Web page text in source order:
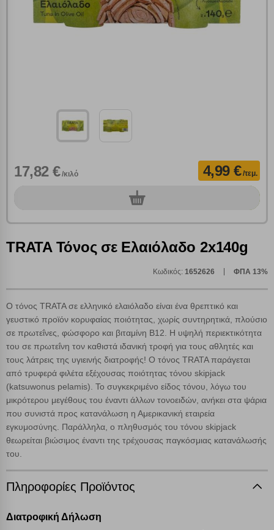
17,82 €/κιλό 4,99 €/τεμ.
0τεμ.
TRATA Τόνος σε Ελαιόλαδο 2x140g
Κωδικός: 1652626 ΦΠΑ 13%
Ο τόνος TRATA σε ελληνικό ελαιόλαδο είναι ένα θρεπτικό και
γευστικό προϊόν κορυφαίας ποιότητας, χωρίς συντηρητικά, πλούσιο
σε πρωτεΐνες, φώσφορο και βιταμίνη Β12. Η υψηλή περιεκτικότητα
του σε πρωτεΐνη τον καθιστά ιδανική τροφή για τους αθλητές και
τους λάτρεις της υγιεινής διατροφής! Ο τόνος TRATA παράγεται
από τρυφερά φιλέτα εξέχουσας ποιότητας τόνου skipjack
(katsuwonus pelamis). Το συγκεκριμένο είδος τόνου, λόγω του
μικρότερου μεγέθους του έναντι άλλων τονοειδών, ανήκει στα ψάρια
που συνιστά προς κατανάλωση η Αμερικανική εταιρεία
εγκυμοσύνης. Παράλληλα, o πληθυσμός του τόνου skipjack
θεωρείται βιώσιμος έναντι της τρέχουσας παγκόσμιας κατανάλωσής
του.
Πληροφορίες Προϊόντος
Διατροφική Δήλωση
προϊόντων.
Γράψτε τα προϊόντα που επιθυμείτε, με κόμμα ανάμεσά
τους, και κάντε κλικ στο κουμπί "Αναζήτηση". Θα
εμφανιστούν αποτελέσματα από όλες τις Κατηγορίες και
για κάθε προϊόν.
Αναζήτηση
Ρυθμίσεις Cookies
Ενημέρωση
Κατά την απλή περιήγηση ή/και χρήση του ιστότοπου συλλέγουμε
αυτόματα δεδομένα σύνδεσης και πληροφορίες σχετικές με την
περιήγησή σας, οι οποίες είναι μη εξατομικευμένες και σπάνια
περιέχουν προσωποποιημένα χαρακτηριστικά που υποδεικνύουν την
ταυτότητά σας. Τα cookies είναι μικρά αρχεία κειμένου τα οποία,
μέσω του προγράμματος περιήγησης εγκαθίστανται στον υπολογιστή
ή την ηλεκτρονική συσκευή σας, προσθέτοντας λειτουργικότητα στην
ιστοσελίδα και βελτιώνοντας την εμπειρία περιήγησης ή, εφ΄ όσον το
επιλέξετε, απομνημονεύοντας τις προτιμήσεις σας. Η κατηγορία των
απολύτως απαραίτητων cookies για την ομαλή λειτουργία του
ιστότοπου είναι η μόνη ενεργοποιημένη. Έχετε τη δυνατότητα να
επιλέξετε τις λοιπές κατηγορίες κάνοντας κλικ στο σχετικό κουμπί
επάνω δεξιά, αφού ενημερωθείτε σχετικά. Ωστόσο θα πρέπει να
γνωρίζετε ότι αποκλεισμός ορισμένων κατηγοριών αρχείων cookies,
μπορεί να επηρεάσει την εμπειρία της περιήγησής σας ή/και της